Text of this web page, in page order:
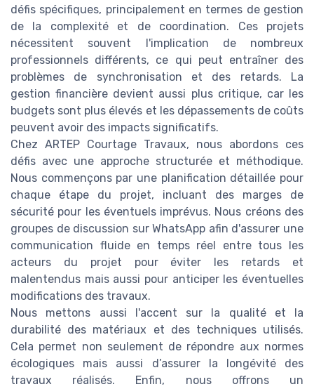
défis spécifiques, principalement en termes de gestion
de la complexité et de coordination. Ces projets
nécessitent souvent l'implication de nombreux
professionnels différents, ce qui peut entraîner des
problèmes de synchronisation et des retards. La
gestion financière devient aussi plus critique, car les
budgets sont plus élevés et les dépassements de coûts
peuvent avoir des impacts significatifs.
Chez ARTEP Courtage Travaux, nous abordons ces
défis avec une approche structurée et méthodique.
Nous commençons par une planification détaillée pour
chaque étape du projet, incluant des marges de
sécurité pour les éventuels imprévus. Nous créons des
groupes de discussion sur WhatsApp afin d'assurer une
communication fluide en temps réel entre tous les
acteurs du projet pour éviter les retards et
malentendus mais aussi pour anticiper les éventuelles
modifications des travaux.
Nous mettons aussi l'accent sur la qualité et la
durabilité des matériaux et des techniques utilisés.
Cela permet non seulement de répondre aux normes
écologiques mais aussi d’assurer la longévité des
travaux réalisés. Enfin, nous offrons un